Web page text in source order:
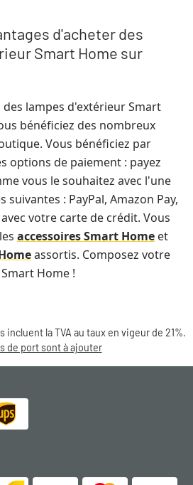
d'acheter des
Smart Home sur
lampes d'extérieur Smart
bénéficiez des nombreux
Vous bénéficiez par
options de paiement : payez
vous le souhaitez avec l'une
suivantes : PayPal, Amazon Pay,
votre carte de crédit. Vous
accessoires Smart Home et
assortis. Composez votre
Home !
la TVA au taux en vigeur de 21%.
de port sont à ajouter